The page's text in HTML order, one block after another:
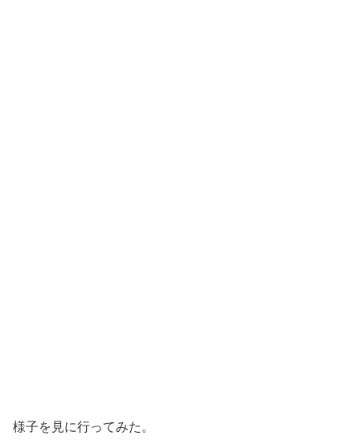
様子を見に行ってみた。